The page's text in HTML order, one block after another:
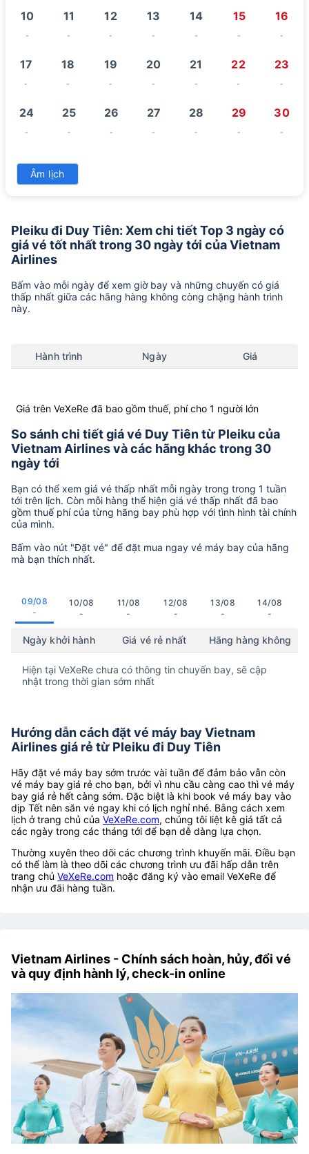
10
-
11
-
12
-
13
-
14
-
15
-
16
-
17
-
18
-
19
-
20
-
21
-
22
-
23
-
24
-
25
-
26
-
27
-
28
-
29
-
30
-
31
Âm lịch
Pleiku đi Duy Tiên: Xem chi tiết Top 3 ngày có
giá vé tốt nhất trong 30 ngày tới của Vietnam
Airlines
Bấm vào mỗi ngày để xem giờ bay và những chuyến có giá
thấp nhất giữa các hãng hàng không còng chặng hành trình
này.
Hành trình Ngày Giá
Giá trên VeXeRe đã bao gồm thuế, phí cho 1 người lớn
So sánh chi tiết giá vé Duy Tiên từ Pleiku của
Vietnam Airlines và các hãng khác trong 30
ngày tới
Bạn có thể xem giá vé thấp nhất mỗi ngày trong trong 1 tuần
tới trên lịch. Còn mỗi hàng thể hiện giá vé thấp nhất đã bao
gồm thuế phí của từng hãng bay phù hợp với tình hình tài chính
của mình.
Bấm vào nút "Đặt vé" để đặt mua ngay vé máy bay của hãng
mà bạn thích nhất.
09/08
-
10/08
-
11/08
-
12/08
-
13/08
-
14/08
-
Ngày khởi hành Giá vé rẻ nhất Hãng hàng không
Hiện tại VeXeRe chưa có thông tin chuyến bay, sẽ cập
nhật trong thời gian sớm nhất
Hướng dẫn cách đặt vé máy bay Vietnam
Airlines giá rẻ từ Pleiku đi Duy Tiên
Hãy đặt vé máy bay sớm trước vài tuần để đảm bảo vẫn còn
vé máy bay giá rẻ cho bạn, bởi vì nhu cầu càng cao thì vé máy
bay giá rẻ hết càng sớm. Đặc biệt là khi book vé máy bay vào
dịp Tết nên săn vé ngay khi có lịch nghỉ nhé. Bằng cách xem
lịch ở trang chủ của VeXeRe.com, chúng tôi liệt kê giá tất cả
các ngày trong các tháng tới để bạn dễ dàng lựa chọn.
Thường xuyên theo dõi các chương trình khuyến mãi. Điều bạn
có thể làm là theo dõi các chương trình ưu đãi hấp dẫn trên
trang chủ VeXeRe.com hoặc đăng ký vào email VeXeRe để
nhận ưu đãi hàng tuần.
Vietnam Airlines - Chính sách hoàn, hủy, đổi vé
và quy định hành lý, check-in online